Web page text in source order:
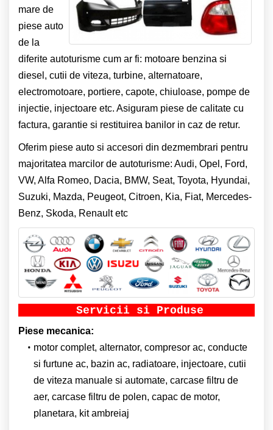
mare de
piese auto
de la
diferite autoturisme cum ar fi: motoare benzina si
diesel, cutii de viteza, turbine, alternatoare,
electromotoare, portiere, capote, chiuloase, pompe de
injectie, injectoare etc. Asiguram piese de calitate cu
factura, garantie si restituirea banilor in caz de retur.
Oferim piese auto si accesori din dezmembrari pentru
majoritatea marcilor de autoturisme: Audi, Opel, Ford,
VW, Alfa Romeo, Dacia, BMW, Seat, Toyota, Hyundai,
Suzuki, Mazda, Peugeot, Citroen, Kia, Fiat, Mercedes-
Benz, Skoda, Renault etc
Servicii si Produse
Piese mecanica:
motor complet, alternator, compresor ac, conducte
si furtune ac, bazin ac, radiatoare, injectoare, cutii
de viteza manuale si automate, carcase filtru de
aer, carcase filtru de polen, capac de motor,
planetara, kit ambreiaj